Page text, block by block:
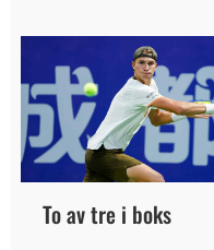
To av tre i boks